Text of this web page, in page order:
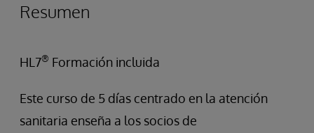
Resumen
HL7® Formación incluida
Este curso de 5 días centrado en la atención
sanitaria enseña a los socios de